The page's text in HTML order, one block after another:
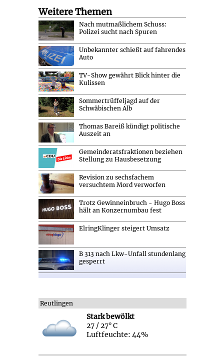
Weitere Themen
Nach mutmaßlichem Schuss:
Polizei sucht nach Spuren
Unbekannter schießt auf fahrendes
Auto
TV-Show gewährt Blick hinter die
Kulissen
Sommertrüffeljagd auf der
Schwäbischen Alb
Thomas Bareiß kündigt politische
Auszeit an
Gemeinderatsfraktionen beziehen
Stellung zu Hausbesetzung
Revision zu sechsfachem
versuchtem Mord verworfen
Trotz Gewinneinbruch - Hugo Boss
hält an Konzernumbau fest
ElringKlinger steigert Umsatz
B 313 nach Lkw-Unfall stundenlang
gesperrt
Reutlingen
Stark bewölkt
27 / 27° C
Luftfeuchte: 44%